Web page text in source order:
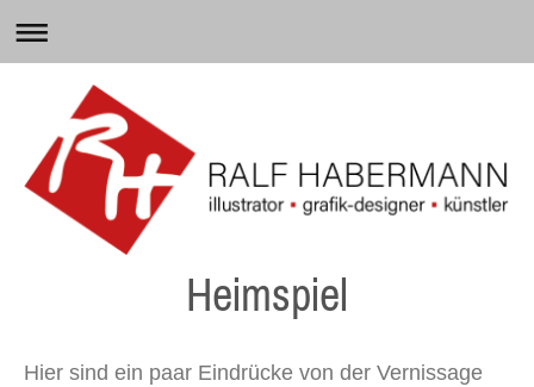
Heimspiel
Hier sind ein paar Eindrücke von der Vernissage